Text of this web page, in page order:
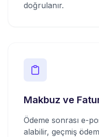
doğrulanır.
Makbuz ve
Ödeme sonrası e-
alabilir, geçmiş